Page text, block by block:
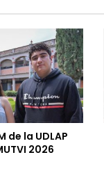
de la UDLAP
2026